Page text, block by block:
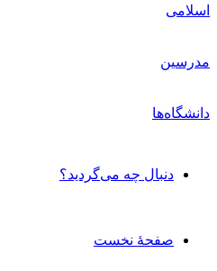
دنبال چه می‌گردید؟
صفحۀ نخست